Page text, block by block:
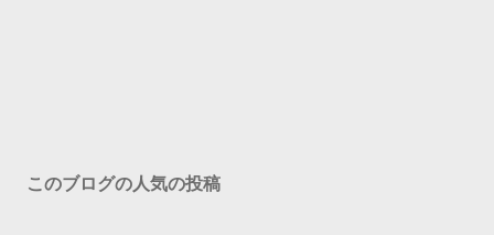
このブログの人気の投稿